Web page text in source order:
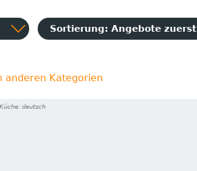
Sortierung: Angebote zuerst
anderen Kategorien
Küche: deutsch